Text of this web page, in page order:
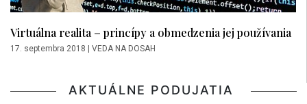
Virtuálna realita – princípy a obmedzenia jej používania
17. septembra 2018 VEDA NA DOSAH
AKTUÁLNE PODUJATIA